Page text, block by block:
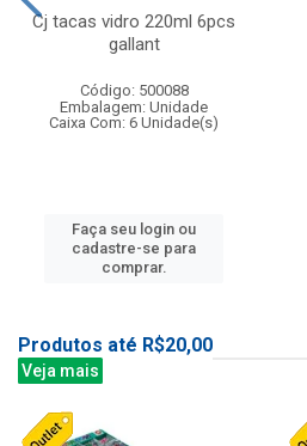
Cj tacas vidro 220ml 6pcs
gallant
Código: 500088
Embalagem: Unidade
Caixa Com: 6 Unidade(s)
Faça seu login ou
cadastre-se para
comprar.
Produtos até R$20,00
Veja mais